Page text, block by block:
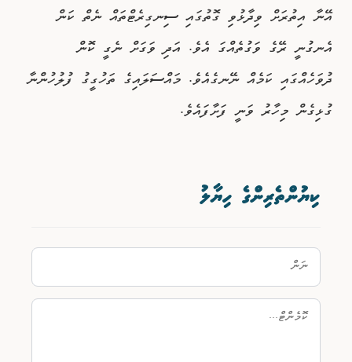
އޭނާ އިތުރަށް ވިދާޅުވި ގޮތުގައި ސިނގިރެޓްތައް ނެތް ކަން
އެނގުނީ ރޭގެ ވަގުތެއްގަ އެވެ. އަދި ވަގަށް ނެގީ ކޮން
ދުވަހެއްގައި ކަމެއް ނޭނގެއެވެ. މައްސަލައިގެ ތަހުގީގު ފުލުހުންނާ
ގުޅިގެން މިހާރު ވަނީ ފަށާފައެވެ.
ކިޔުންތެރިންގެ ހިޔާލު